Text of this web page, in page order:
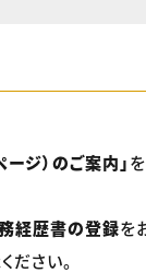
ジ）のご案内」
経歴書の登録を
さい。